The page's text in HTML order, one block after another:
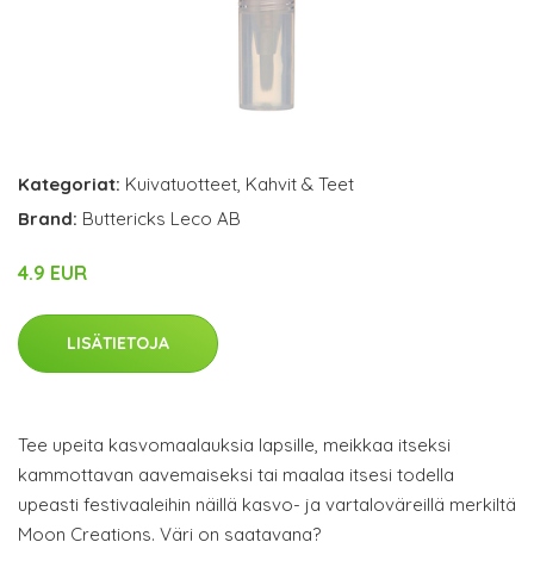
Kategoriat: Kuivatuotteet, Kahvit & Teet
Brand: Buttericks Leco AB
4.9 EUR
LISÄTIETOJA
Tee upeita kasvomaalauksia lapsille, meikkaa itseksi
kammottavan aavemaiseksi tai maalaa itsesi todella
upeasti festivaaleihin näillä kasvo- ja vartaloväreillä merkiltä
Moon Creations. Väri on saatavana?